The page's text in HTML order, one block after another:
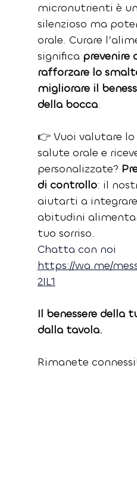
micronutrienti è
silenzioso ma
orale. Curare
significa prevenire
rafforzare lo
migliorare il
della bocca.
👉 Vuoi valutare
salute orale e
personalizzate?
di controllo: il
aiutarti a
abitudini
tuo sorriso.
Chatta con noi
https://wa.me/
2IL1
Il benessere della
dalla tavola.
Rimanete connessi!